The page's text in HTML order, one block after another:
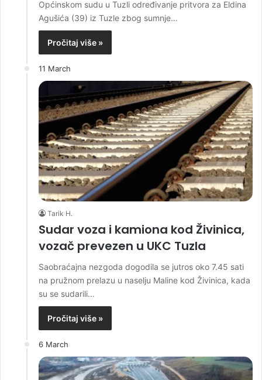
Općinskom sudu u Tuzli određivanje pritvora za Eldina
Agušića (39) iz Tuzle zbog sumnje…
Pročitaj više »
11 March
Tarik H.
Sudar voza i kamiona kod Živinica,
vozač prevezen u UKC Tuzla
Saobraćajna nezgoda dogodila se jutros oko 7.45 sati
na pružnom prelazu u naselju Maline kod Živinica, kada
su se sudarili…
Pročitaj više »
6 March